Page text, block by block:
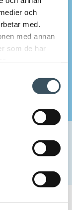
och
med.
med annan
som de har
Lättare
tillväxten